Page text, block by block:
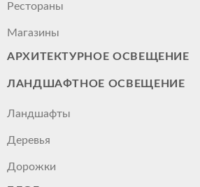
Рестораны
Магазины
АРХИТЕКТУРНОЕ ОСВЕЩЕНИЕ
ЛАНДШАФТНОЕ ОСВЕЩЕНИЕ
Ландшафты
Деревья
Дорожки